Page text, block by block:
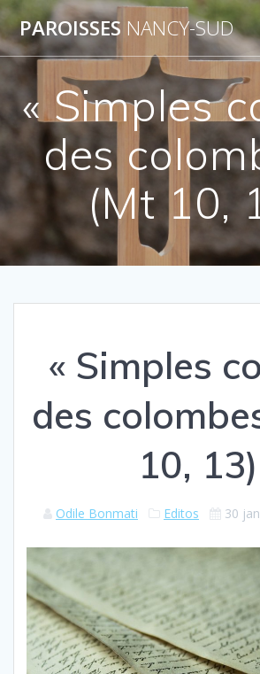
Skip
to
content
PAROISSES NANCY-SUD
« Simples
des
(Mt 10,
« Simples
des
10, 13)
Odile Bonmati Editos 30